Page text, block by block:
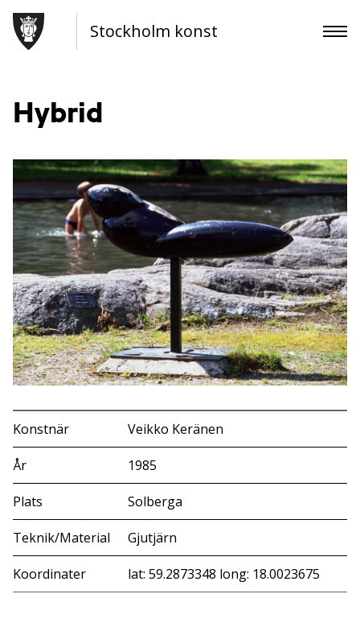
Stockholm konst
Hybrid
Konstnär Veikko Keränen
År 1985
Plats Solberga
Teknik/Material Gjutjärn
Koordinater lat: 59.2873348 long: 18.0023675